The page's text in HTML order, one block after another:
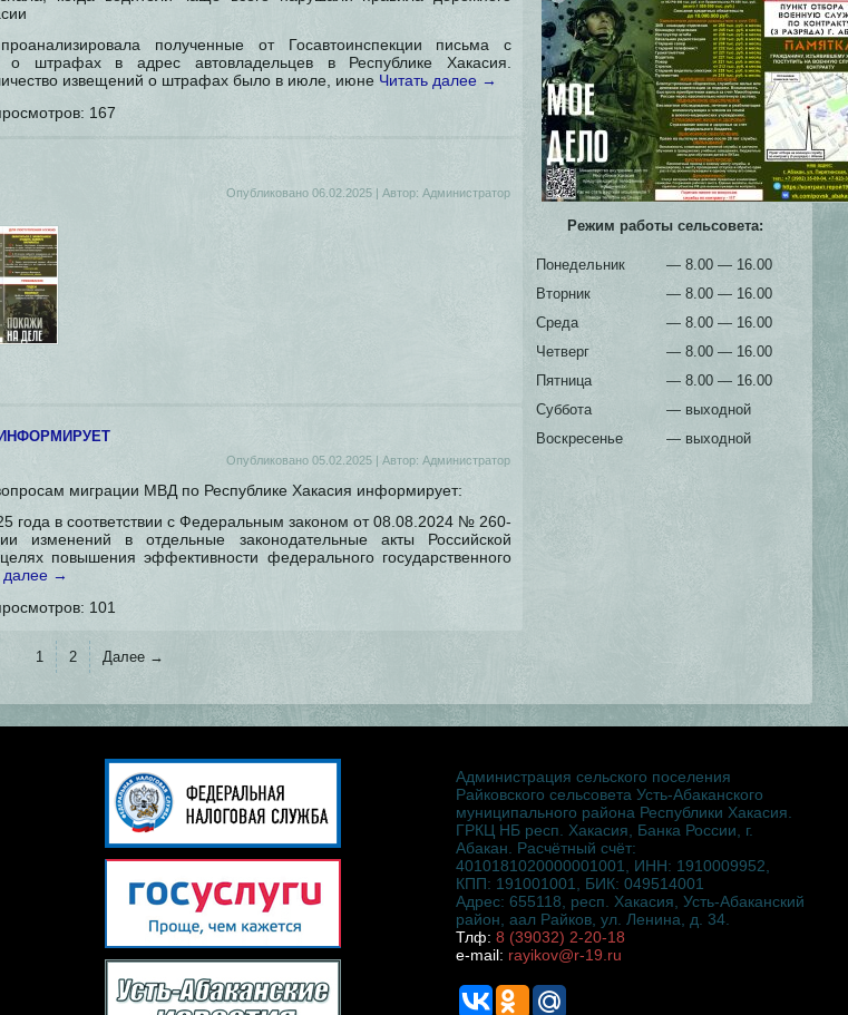
полученные от Госавтоинспекции письма с
о штрафах в адрес автовладельцев в Республике Хакасия.
извещений о штрафах было в июле, июне Читать далее →
167
Опубликовано 06.02.2025 | Автор: Администратор
Опубликовано 05.02.2025 | Автор: Администратор
миграции МВД по Республике Хакасия информирует:
года в соответствии с Федеральным законом от 08.08.2024 № 260-
изменений в отдельные законодательные акты Российской
повышения эффективности федерального государственного
далее →
101
1 2 Далее →
Режим работы сельсовета:
Понедельник
— 8.00 — 16.00
Вторник
— 8.00 — 16.00
Среда
— 8.00 — 16.00
Четверг
— 8.00 — 16.00
Пятница
— 8.00 — 16.00
Суббота
— выходной
Воскресенье
— выходной
Администрация сельского поселения
Райковского сельсовета Усть-Абаканского
муниципального района Республики Хакасия.
ГРКЦ НБ респ. Хакасия, Банка России, г.
Абакан. Расчётный счёт:
4010181020000001001, ИНН: 1910009952,
КПП: 191001001, БИК: 049514001
Адрес: 655118, респ. Хакасия, Усть-Абаканский
район, аал Райков, ул. Ленина, д. 34.
Тлф: 8 (39032) 2-20-18
e-mail: rayikov@r-19.ru